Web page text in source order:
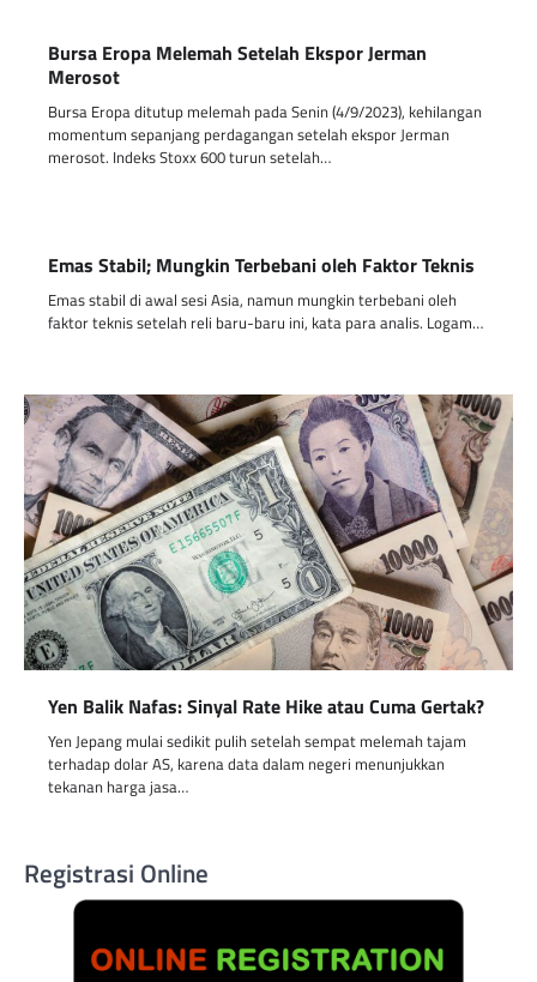
Bursa Eropa Melemah Setelah Ekspor Jerman
Merosot
Bursa Eropa ditutup melemah pada Senin (4/9/2023), kehilangan
momentum sepanjang perdagangan setelah ekspor Jerman
merosot. Indeks Stoxx 600 turun setelah…
Emas Stabil; Mungkin Terbebani oleh Faktor Teknis
Emas stabil di awal sesi Asia, namun mungkin terbebani oleh
faktor teknis setelah reli baru-baru ini, kata para analis. Logam…
Yen Balik Nafas: Sinyal Rate Hike atau Cuma Gertak?
Yen Jepang mulai sedikit pulih setelah sempat melemah tajam
terhadap dolar AS, karena data dalam negeri menunjukkan
tekanan harga jasa…
Registrasi Online